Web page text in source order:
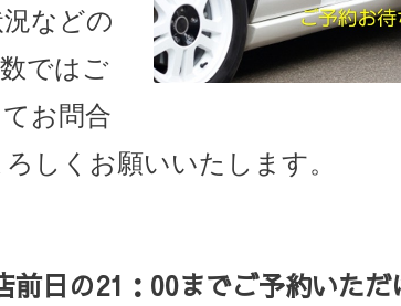
などの
ではご
お問合
しくお願いいたします。
前日の21 ： 00までご予約いただ